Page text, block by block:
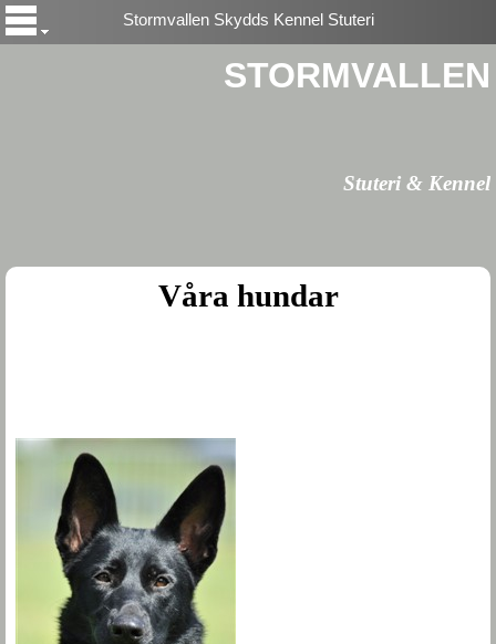
STORMVALLEN
Stuteri & Kennel
Stormvallen Skydds Kennel Stuteri
Våra hundar